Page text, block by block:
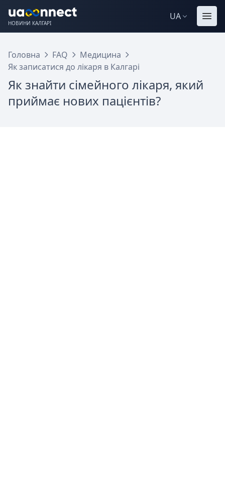
НОВИНИ КАЛГАРІ
UA
Головна FAQ
Медицина
Як записатися до лікаря в Калгарі
Як знайти сімейного лікаря, який
приймає нових пацієнтів?